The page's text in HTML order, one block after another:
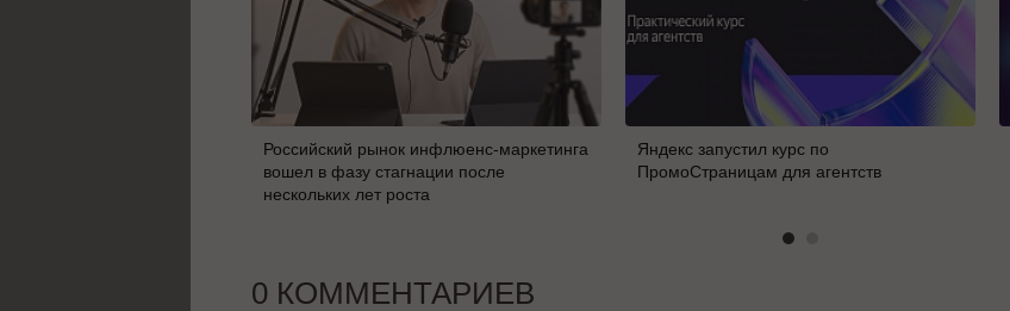
Российский рынок инфлюенс-маркетинга
вошел в фазу стагнации после
нескольких лет роста
Яндекс запустил курс по
ПромоСтраницам для агентств
0 КОММЕНТАРИЕВ